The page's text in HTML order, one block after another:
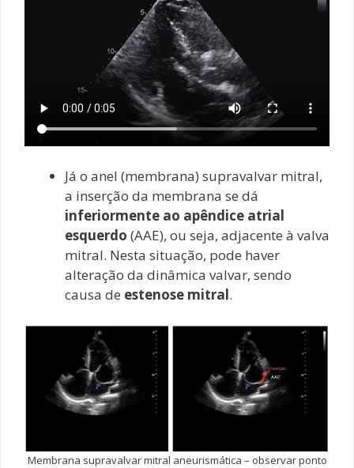
Já o anel (membrana) supravalvar mitral,
a inserção da membrana se dá
inferiormente ao apêndice atrial
esquerdo (AAE), ou seja, adjacente à valva
mitral. Nesta situação, pode haver
alteração da dinâmica valvar, sendo
causa de estenose mitral.
Membrana supravalvar mitral aneurismática – observar ponto